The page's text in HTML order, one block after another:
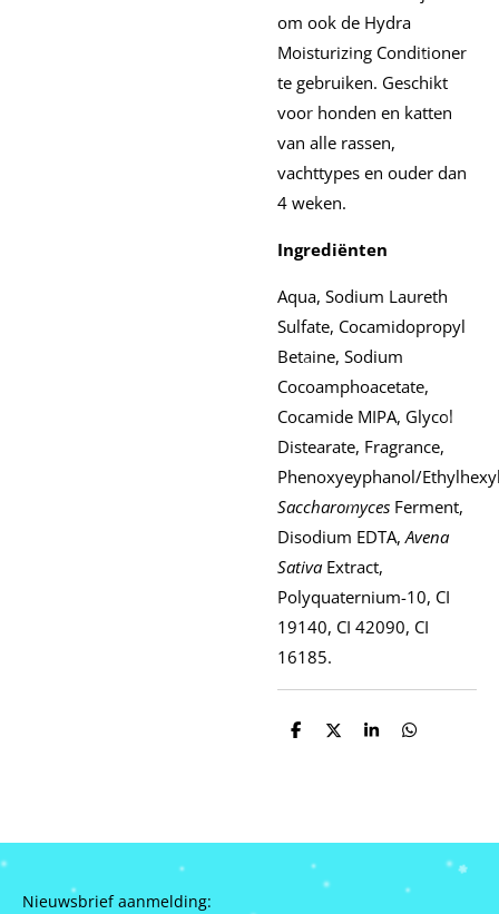
om ook de Hydra
Moisturizing Conditioner
te gebruiken. Geschikt
voor honden en katten
van alle rassen,
vachttypes en ouder dan
4 weken.
Ingrediënten
Aqua, Sodium Laureth
Sulfate, Cocamidopropyl
Betaine, Sodium
Cocoamphoacetate,
Cocamide MIPA, Glycol
Distearate, Fragrance,
Phenoxyeyphanol/
Saccharomyces Ferment,
Disodium EDTA, Avena
Sativa Extract,
Polyquaternium-10, CI
19140, CI 42090, CI
16185.
D
D
S
D
Nieuwsbrief aanmelding: